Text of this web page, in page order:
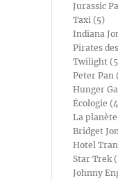
Jurassic
Taxi (5)
Indiana
Pirates
Twilight
Peter Pan
Hunger
Écologie
La
Bridget
Hotel
Star Trek
Johnny